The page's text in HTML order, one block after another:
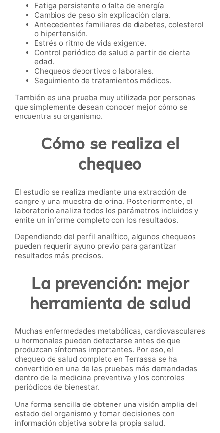
Fatiga persistente o falta de energía.
Cambios de peso sin explicación clara.
Antecedentes familiares de diabetes, colesterol
o hipertensión.
Estrés o ritmo de vida exigente.
Control periódico de salud a partir de cierta
edad.
Chequeos deportivos o laborales.
Seguimiento de tratamientos médicos.
También es una prueba muy utilizada por personas
que simplemente desean conocer mejor cómo se
encuentra su organismo.
Cómo se realiza el
chequeo
El estudio se realiza mediante una extracción de
sangre y una muestra de orina. Posteriormente, el
laboratorio analiza todos los parámetros incluidos y
emite un informe completo con los resultados.
Dependiendo del perfil analítico, algunos chequeos
pueden requerir ayuno previo para garantizar
resultados más precisos.
La prevención: mejor
herramienta de salud
Muchas enfermedades metabólicas, cardiovasculares
u hormonales pueden detectarse antes de que
produzcan síntomas importantes. Por eso, el
chequeo de salud completo en Terrassa se ha
convertido en una de las pruebas más demandadas
dentro de la medicina preventiva y los controles
periódicos de bienestar.
Una forma sencilla de obtener una visión amplia del
estado del organismo y tomar decisiones con
información objetiva sobre la propia salud.